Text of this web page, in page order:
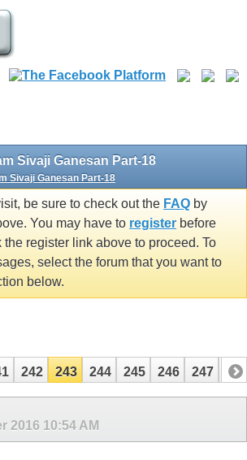
Sivaji Ganesan Part-18
Sivaji Ganesan Part-18
be sure to check out the FAQ by
You may have to register before
register link above to proceed. To
select the forum that you want to
below.
242 243 244 245 246 247 248
2016 10:54 AM